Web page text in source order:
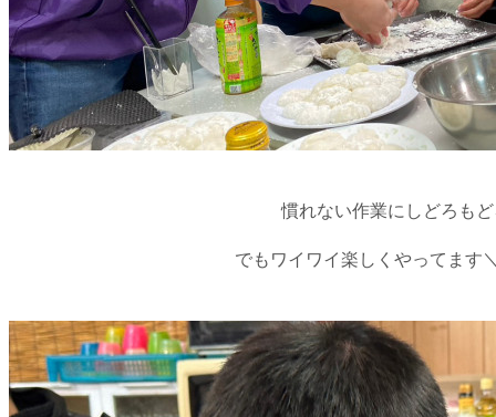
慣れない作業にしどろも
でもワイワイ楽しくやってます